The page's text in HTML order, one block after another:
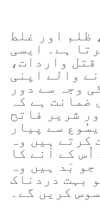
ظلم اور غلط
ہے۔ ایسی
قتل واردات،
والے اپنی
وجہ سے دور
ضمانت ہے کہ
شریر فاتح
سے پیار
کرتے ہیں وہ
کے آنے کا
بَد ہیں وہ
بہت دردناک
کریں گے۔